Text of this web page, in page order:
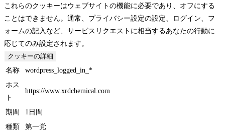
これらのクッキーはウェブサイトの機能に必要であり、オフにする
ことはできません。通常、プライバシー設定の設定、ログイン、フ
ォームの記入など、サービスリクエストに相当するあなたの行動に
応じてのみ設定されます。
クッキーの詳細
名称
wordpress_logged_in_*
ホス
ト
https://www.xrdchemical.com
期間
1日間
種類
第一党